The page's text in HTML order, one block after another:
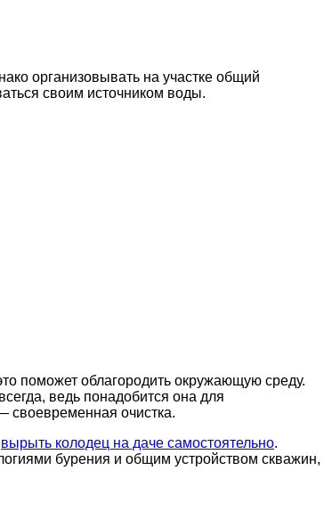
организовывать на участке общий
своим источником воды.
поможет облагородить окружающую среду.
ведь понадобится она для
своевременная очистка.
вырыть колодец на даче самостоятельно.
бурения и общим устройством скважин,